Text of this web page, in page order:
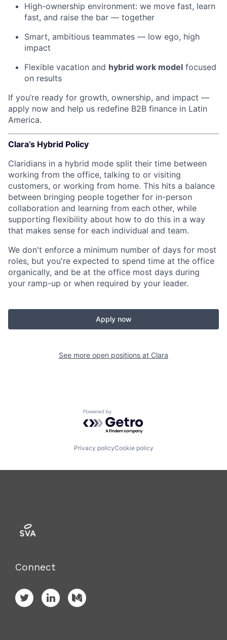
High-ownership environment: we move fast, learn
fast, and raise the bar — together
Smart, ambitious teammates — low ego, high
impact
Flexible vacation and hybrid work model focused
on results
If you’re ready for growth, ownership, and impact —
apply now and help us redefine B2B finance in Latin
America.
Clara’s Hybrid Policy
Claridians in a hybrid mode split their time between
working from the office, talking to or visiting
customers, or working from home. This hits a balance
between bringing people together for in-person
collaboration and learning from each other, while
supporting flexibility about how to do this in a way
that makes sense for each individual and team.
We don't enforce a minimum number of days for most
roles, but you're expected to spend time at the office
organically, and be at the office most days during
your ramp-up or when required by your leader.
Apply now
See more open positions at Clara
Powered by Getro.com
Privacy policyCookie policy
Connect